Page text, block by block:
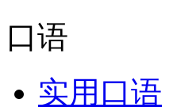
口语
实用口语